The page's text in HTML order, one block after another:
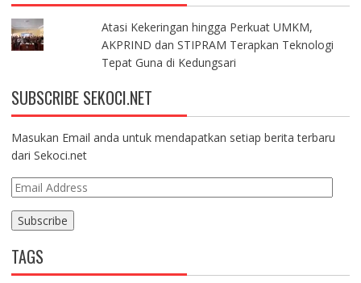
Atasi Kekeringan hingga Perkuat UMKM,
AKPRIND dan STIPRAM Terapkan Teknologi
Tepat Guna di Kedungsari
SUBSCRIBE SEKOCI.NET
Masukan Email anda untuk mendapatkan setiap berita terbaru
dari Sekoci.net
E
l
A
TAGS